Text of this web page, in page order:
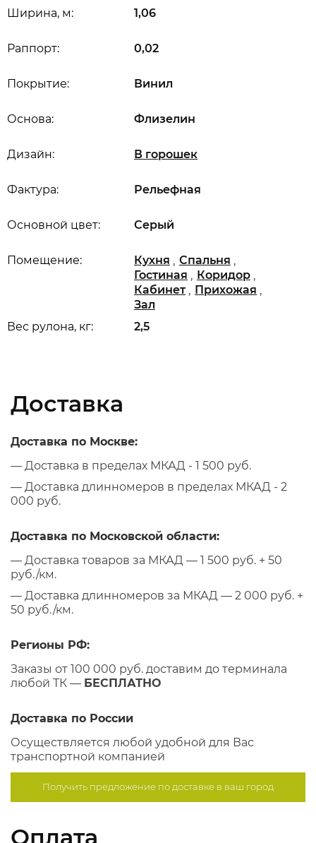
Ширина, м: 1,06
Вес рулона, кг: 2,5
Раппорт: 0,02
Основной цвет: Серый
Дизайн: В горошек
Основа: Флизелин
Покрытие: Винил
Помещение: Кухня , Спальня ,
Гостиная , Коридор ,
Кабинет , Прихожая ,
Зал
Фактура: Рельефная
Доставка
Доставка по Москве:
— Доставка в пределах МКАД - 1 500 руб.
— Доставка длинномеров в пределах МКАД - 2
000 руб.
Доставка по Московской области:
— Доставка товаров за МКАД — 1 500 руб. + 50
руб./км.
— Доставка длинномеров за МКАД — 2 000 руб. +
50 руб./км.
Регионы РФ:
Заказы от 100 000 руб. доставим до терминала
любой ТК — БЕСПЛАТНО
Доставка по России
Осуществляется любой удобной для Вас
транспортной компанией
Получить предложение подоставке в ваш город
Оплата